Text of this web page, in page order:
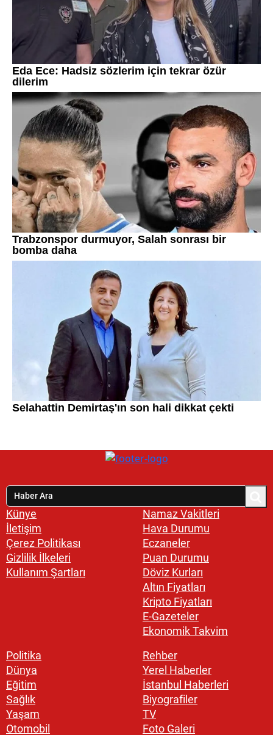
Künye
İletişim
Çerez Politikası
Gizlilik İlkeleri
Kullanım Şartları
Namaz Vakitleri
Hava Durumu
Eczaneler
Puan Durumu
Döviz Kurları
Altın Fiyatları
Kripto Fiyatları
E-Gazeteler
Ekonomik Takvim
Politika
Dünya
Eğitim
Sağlık
Yaşam
Otomobil
Rehber
Yerel Haberler
İstanbul Haberleri
Biyografiler
TV
Foto Galeri